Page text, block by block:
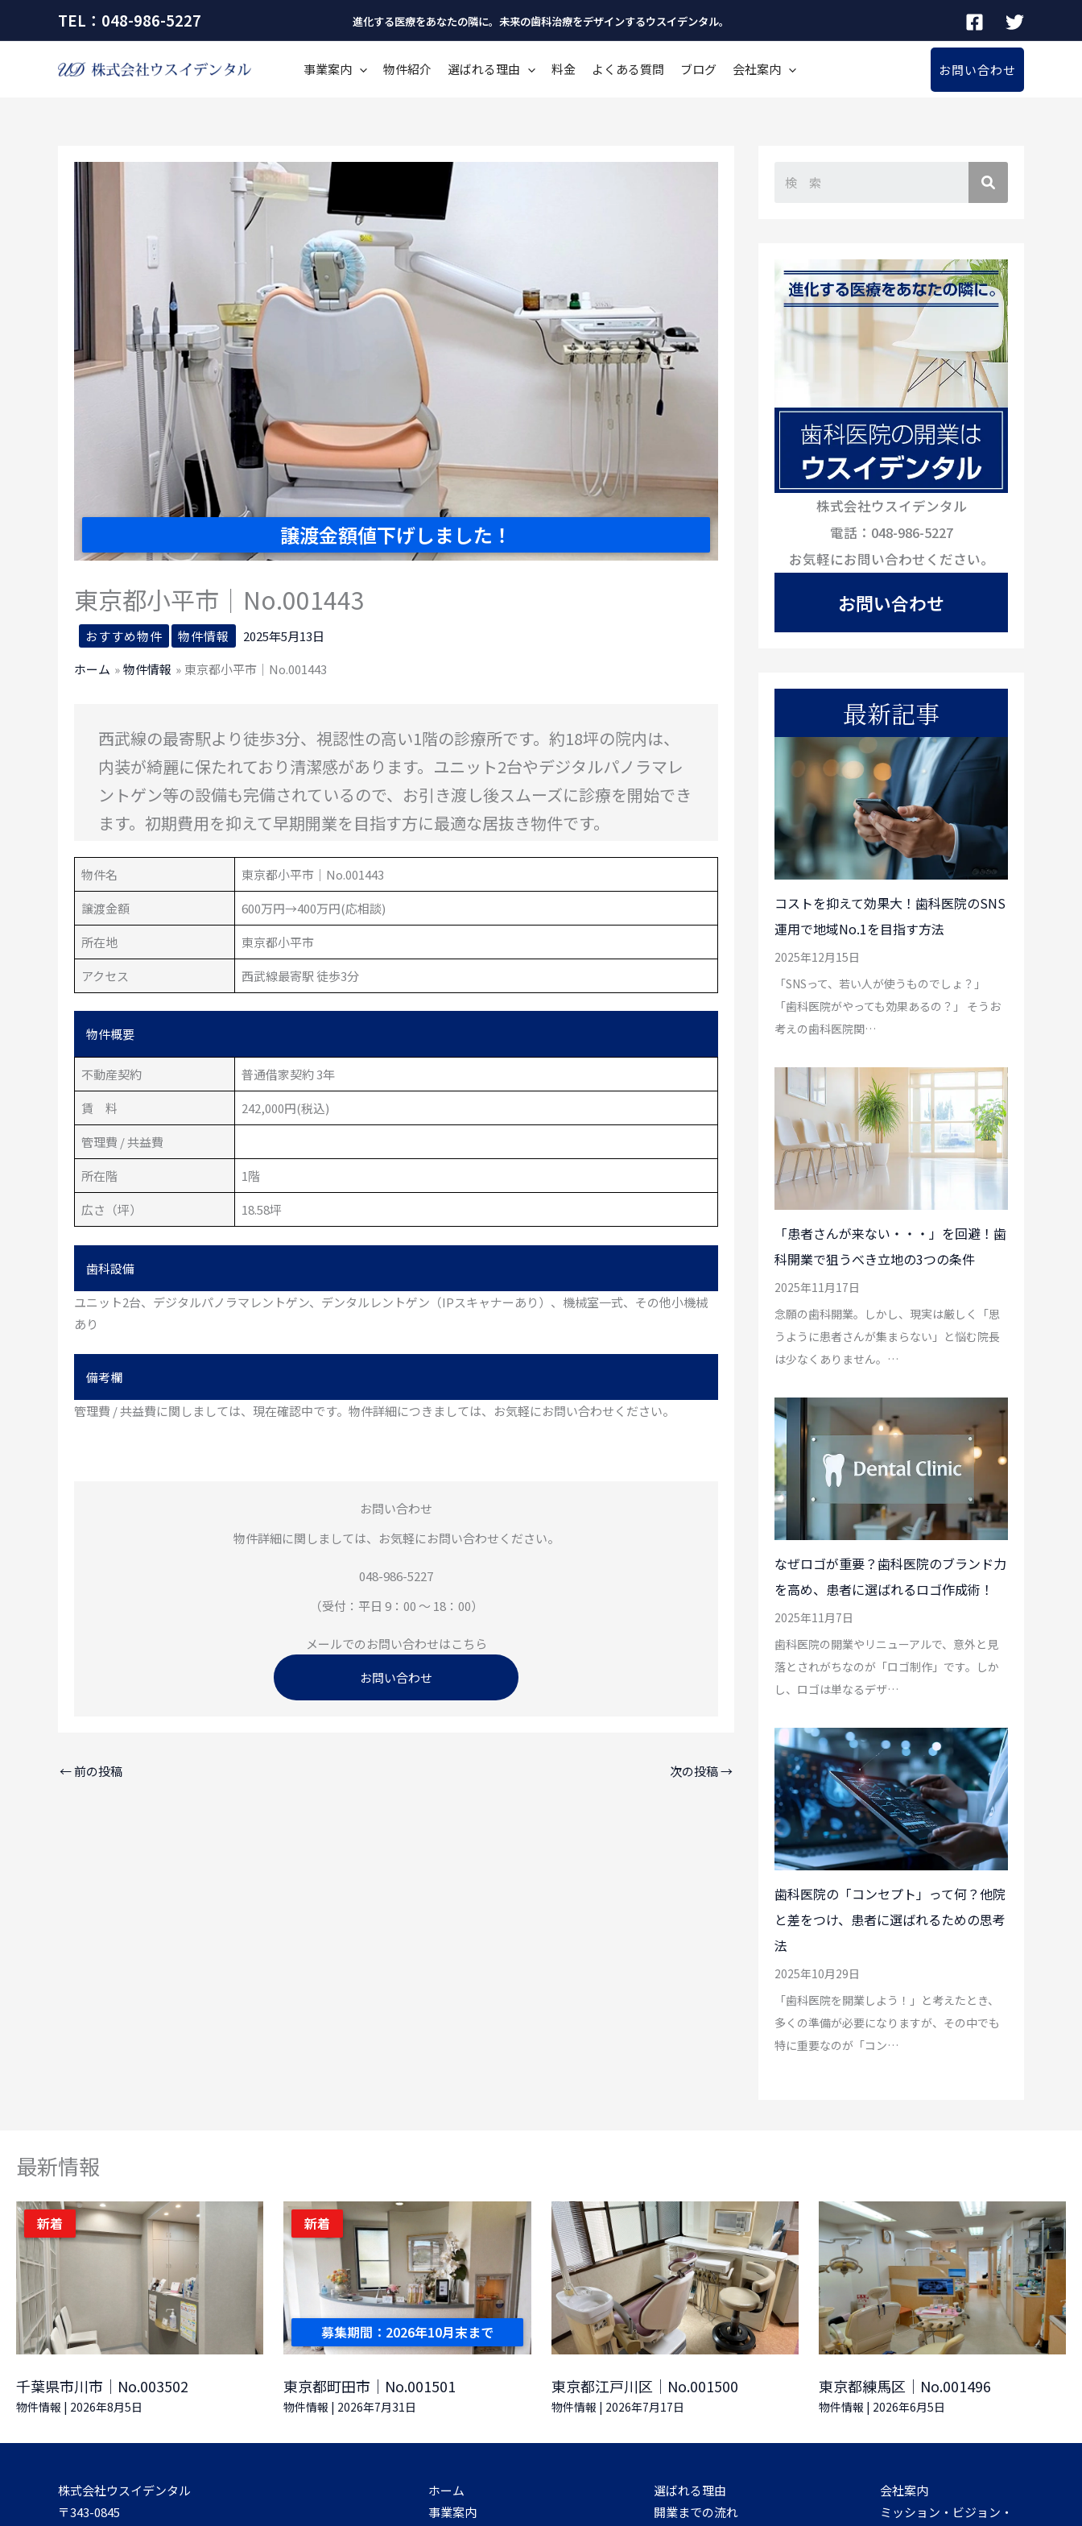
TEL：048-986-5227 進化する医療をあなたの隣に。未来の歯科治療をデザインするウスイデンタル。
事業案内 物件紹介 選ばれる理由 料金 よくある質問 ブログ 会社案内 お問い合わせ
譲渡金額値下げしました！
東京都小平市｜No.001443
おすすめ物件 物件情報
2025年5月13日
ホーム
物件情報 東京都小平市｜No.001443
西武線の最寄駅より徒歩3分、視認性の高い1階の診療所です。約18坪の院内は、
内装が綺麗に保たれており清潔感があります。ユニット2台やデジタルパノラマレ
ントゲン等の設備も完備されているので、お引き渡し後スムーズに診療を開始でき
ます。初期費用を抑えて早期開業を目指す方に最適な居抜き物件です。
物件名
東京都小平市｜No.001443
譲渡金額
600万円→400万円(応相談)
所在地
東京都小平市
アクセス
西武線最寄駅 徒歩3分
物件概要
不動産契約
普通借家契約 3年
賃 料
242,000円(税込)
管理費 / 共益費
所在階
1階
広さ（坪）
18.58坪
歯科設備
ユニット2台、デジタルパノラマレントゲン、デンタルレントゲン（IPスキャナーあり）、機械室一式、その他小機械
あり
備考欄
管理費 / 共益費に関しましては、現在確認中です。物件詳細につきましては、お気軽にお問い合わせください。
お問い合わせ
物件詳細に関しましては、お気軽にお問い合わせください。
048-986-5227
（受付：平日 9：00 ～ 18：00）
メールでのお問い合わせはこちら
お問い合わせ
←前の投稿 次の投稿→
株式会社ウスイデンタル
電話：048-986-5227
お気軽にお問い合わせください。
お問い合わせ
最新記事
コストを抑えて効果大！歯科医院のSNS
運用で地域No.1を目指す方法
2025年12月15日
「SNSって、若い人が使うものでしょ？」
「歯科医院がやっても効果あるの？」 そうお
考えの歯科医院関…
「患者さんが来ない・・・」を回避！歯
科開業で狙うべき立地の3つの条件
2025年11月17日
念願の歯科開業。しかし、現実は厳しく「思
うように患者さんが集まらない」と悩む院長
は少なくありません。…
なぜロゴが重要？歯科医院のブランド力
を高め、患者に選ばれるロゴ作成術！
2025年11月7日
歯科医院の開業やリニューアルで、意外と見
落とされがちなのが「ロゴ制作」です。しか
し、ロゴは単なるデザ…
歯科医院の「コンセプト」って何？他院
と差をつけ、患者に選ばれるための思考
法
2025年10月29日
「歯科医院を開業しよう！」と考えたとき、
多くの準備が必要になりますが、その中でも
特に重要なのが「コン…
最新情報
新着
千葉県市川市｜No.003502
物件情報 | 2026年8月5日
新着
募集期間：2026年10月末まで
東京都町田市｜No.001501
物件情報 | 2026年7月31日
東京都江戸川区｜No.001500
物件情報 | 2026年7月17日
東京都練馬区｜No.001496
物件情報 | 2026年6月5日
株式会社ウスイデンタル
〒343-0845
ホーム
事業案内
選ばれる理由
開業までの流れ
会社案内
ミッション・ビジョン・